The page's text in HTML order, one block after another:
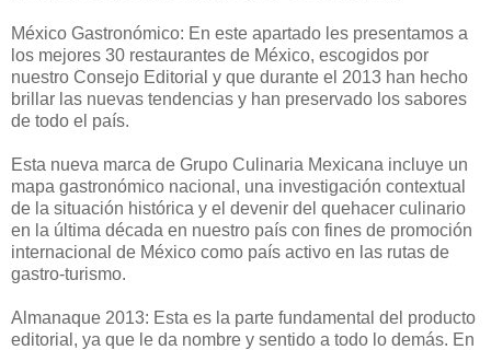
México Gastronómico: En este apartado les presentamos a
los mejores 30 restaurantes de México, escogidos por
nuestro Consejo Editorial y que durante el 2013 han hecho
brillar las nuevas tendencias y han preservado los sabores
de todo el país.
Esta nueva marca de Grupo Culinaria Mexicana incluye un
mapa gastronómico nacional, una investigación contextual
de la situación histórica y el devenir del quehacer culinario
en la última década en nuestro país con fines de promoción
internacional de México como país activo en las rutas de
gastro-turismo.
Almanaque 2013: Esta es la parte fundamental del producto
editorial, ya que le da nombre y sentido a todo lo demás. En